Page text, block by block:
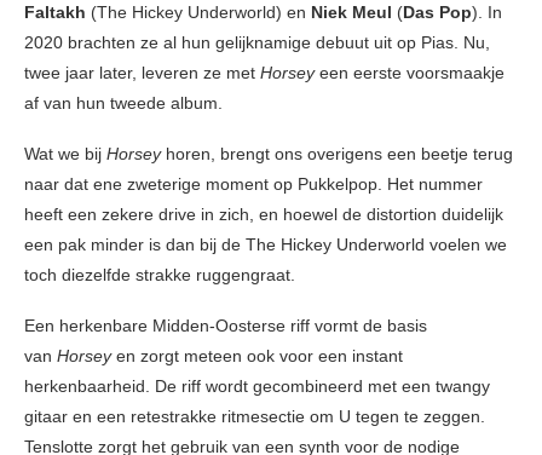
Faltakh (The Hickey Underworld) en Niek Meul (Das Pop). In
2020 brachten ze al hun gelijknamige debuut uit op Pias. Nu,
twee jaar later, leveren ze met Horseyeen eerste voorsmaakje
af van hun tweede album.
Wat we bij Horseyhoren, brengt ons overigens een beetje terug
naar dat ene zweterige moment op Pukkelpop. Het nummer
heeft een zekere drive in zich, en hoewel de distortion duidelijk
een pak minder is dan bij de The Hickey Underworld voelen we
toch diezelfde strakke ruggengraat.
Een herkenbare Midden-Oosterse riff vormt de basis
van Horseyen zorgt meteen ook voor een instant
herkenbaarheid. De riff wordt gecombineerd met een twangy
gitaar en een retestrakke ritmesectie om U tegen te zeggen.
Tenslotte zorgt het gebruik van een synth voor de nodige